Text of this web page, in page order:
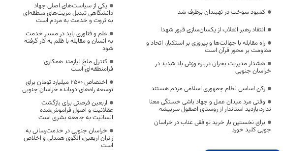
کمبود سوخت در نهبندان برطرف شد
انتقاد رهبر انقلاب از یکسان‌سازی قبور شهدا
راه مقابله با جهالت‌ها و پیروزی بر استکبار، اتحاد و
مقاومت بر محور قرآن است
هشدار مدیریت بحران درباره وزش باد شدید در
خراسان جنوبی
رکن اساسی نظام جمهوری اسلامی مردم هستند
وقتی مرد میدان عمل و جهاد باشی خستگی معنا
ندارد،بازدید استاندار از روستای اصغول سربیشه
برای نخستین بار خرید توافقی عناب در خراسان
جوبی کلید خورد
یکی از سیاست‌های اصلی جهاد
دانشگاهی تبدیل مزیت‌های منطقه‌ای
به ثروت و خدمت به مردم است
علم و فناوری باید در مسیر خدمت
به انسان و مقابله با ظلم به کار گرفته
شود
کنترل ملخ نیازمند همکاری
فرامنطقه‌ای است
اختصاص 2500 میلیارد تومان برای
توسعه راه‌های دوبانده خراسان جنوبی
اربعین فرصتی برای بازگشت
عقلانیت و اصول فراموش‌شده
انسانیت به جامعه بشری است
خراسان جنوبی در خدمت‌رسانی به
زائران اربعین، الگوی همدلی و اخلاص
است